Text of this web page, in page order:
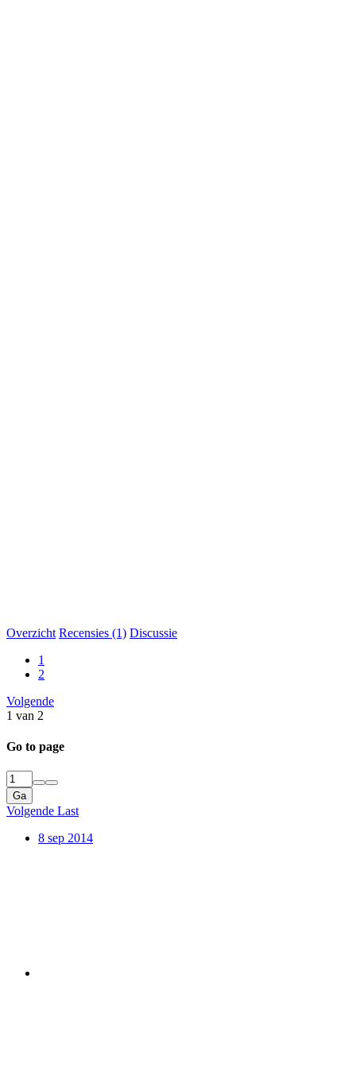
Overzicht Recensies (1) Discussie
1
2
Volgende
1 van 2
Go to page
Ga
Volgende Last
8 sep 2014